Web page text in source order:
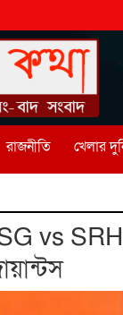
রাজনীতি খেলার
vs